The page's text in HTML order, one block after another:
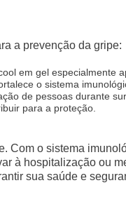
a prevenção da gripe:
em gel especialmente
o sistema
de pessoas durante
para a proteção.
Com o sistema
à hospitalização ou
sua saúde e